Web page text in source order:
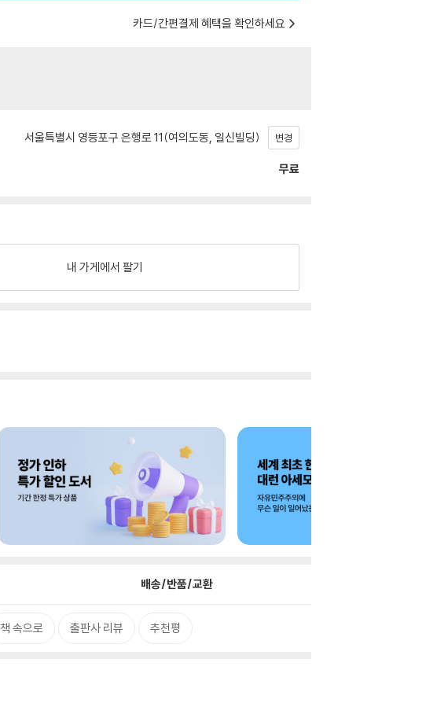
카드/간편결제 혜택을 확인하세요
서울특별시 영등포구 은행로 11(여의도동, 일신빌딩) 변경
무료
내 가게에서 팔기
배송/반품/교환
책 속으로 출판사 리뷰 추천평